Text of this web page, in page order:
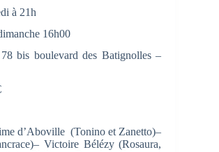
à 21h
16h00
78 bis boulevard des Batignolles –
d’Aboville (Tonino et Zanetto)–
Victoire Bélézy (Rosaura,